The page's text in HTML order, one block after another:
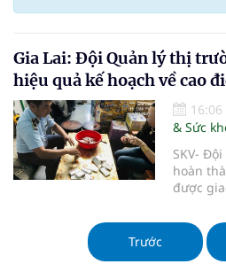
Gia Lai: Đội Quản lý thị
hiệu quả kế hoạch về cao
16:06
& Sức
SKV-
hoàn
được
Quản lý
mở đợt
buôn
Trước